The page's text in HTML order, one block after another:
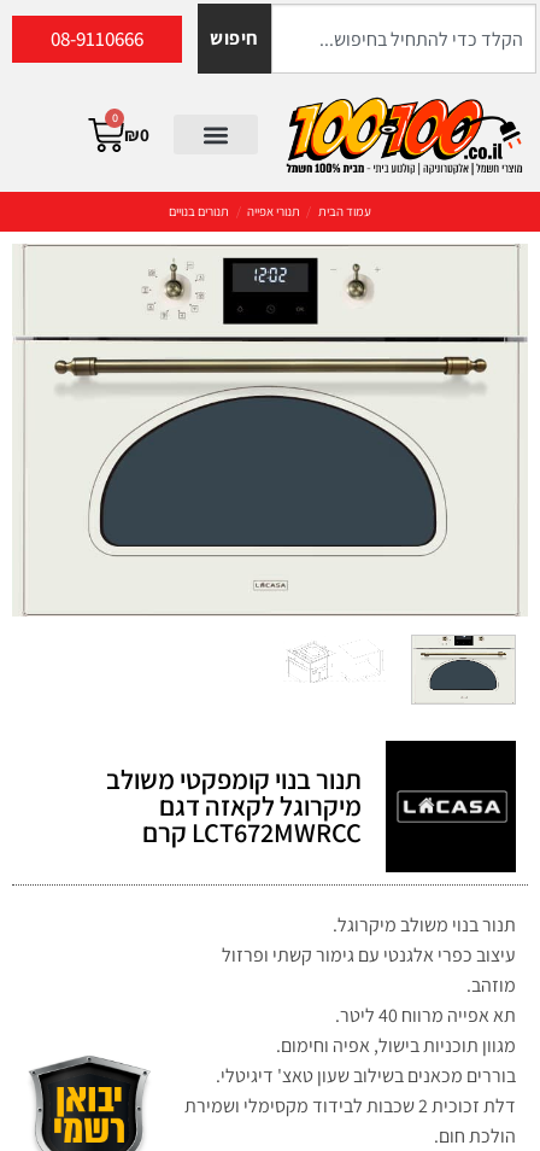
חיפוש 08-9110666
₪0
0
עמוד הבית / תנורי אפייה / תנורים בנויים
תנור בנוי קומפקטי משולב
מיקרוגל לקאזה דגם
LCT672MWRCC קרם
תנור בנוי משולב מיקרוגל.
עיצוב כפרי אלגנטי עם גימור קשתי ופרזול
מוזהב.
תא אפייה מרווח 40 ליטר.
מגוון תוכניות בישול, אפיה וחימום.
בוררים מכאנים בשילוב שעון טאצ' דיגיטלי.
דלת זכוכית 2 שכבות לבידוד מקסימלי ושמירת
הולכת חום.